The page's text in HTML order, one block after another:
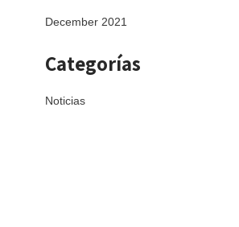
December 2021
Categorías
Noticias